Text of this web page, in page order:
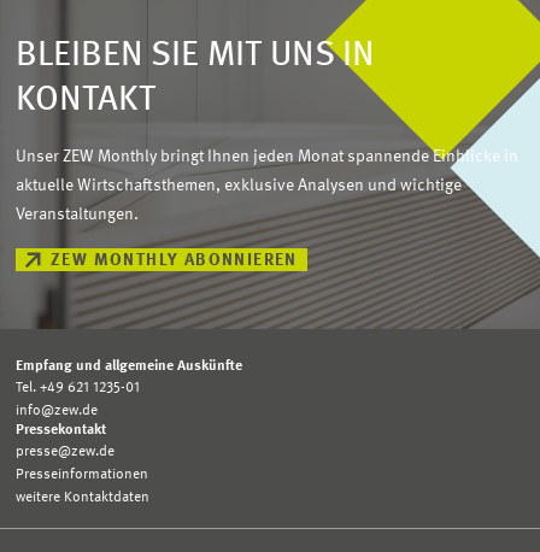
BLEIBEN SIE MIT UNS IN
KONTAKT
Unser ZEW Monthly bringt Ihnen jeden Monat spannende Einblicke in
aktuelle Wirtschaftsthemen, exklusive Analysen und wichtige
Veranstaltungen.
ZEW MONTHLY ABONNIEREN
Empfang und allgemeine Auskünfte
Tel. +49 621 1235-01
info@zew.de
Pressekontakt
presse@zew.de
Presseinformationen
weitere Kontaktdaten